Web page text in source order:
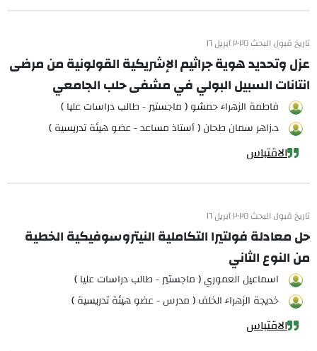
تاريخ قبول البحث ٢٠٢٥ أبريل ١٦
عزل وتحديد هوية جراثيم الإشريكية القولونية من مرضى
انتانات السبيل البولي في مشفى حلب الجامعي
فاطمة الزهراء حمشو ( ماجستير - طالب دراسات عليا )
د.زاهر سمان طحان ( أستاذ مساعد - عضو هيئة تدريسية )
الاقتباس
تاريخ قبول البحث ٢٠٢٥ أبريل ١٦
حل معادلة فولتيرا التكاملية النيتروسوفيكية الخطية
من النوع الثاني
اسماعيل العموري ( ماجستير - طالب دراسات عليا )
خديجة الزهراء الخلف ( مدرس - عضو هيئة تدريسية )
الاقتباس